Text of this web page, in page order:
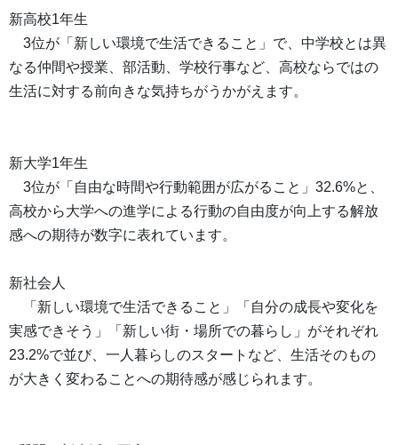
新高校1年生
3位が「新しい環境で生活できること」で、中学校とは異
なる仲間や授業、部活動、学校行事など、高校ならではの
生活に対する前向きな気持ちがうかがえます。
新大学1年生
3位が「自由な時間や行動範囲が広がること」32.6%と、
高校から大学への進学による行動の自由度が向上する解放
感への期待が数字に表れています。
新社会人
「新しい環境で生活できること」「自分の成長や変化を
実感できそう」「新しい街・場所での暮らし」がそれぞれ
23.2%で並び、一人暮らしのスタートなど、生活そのもの
が大きく変わることへの期待感が感じられます。